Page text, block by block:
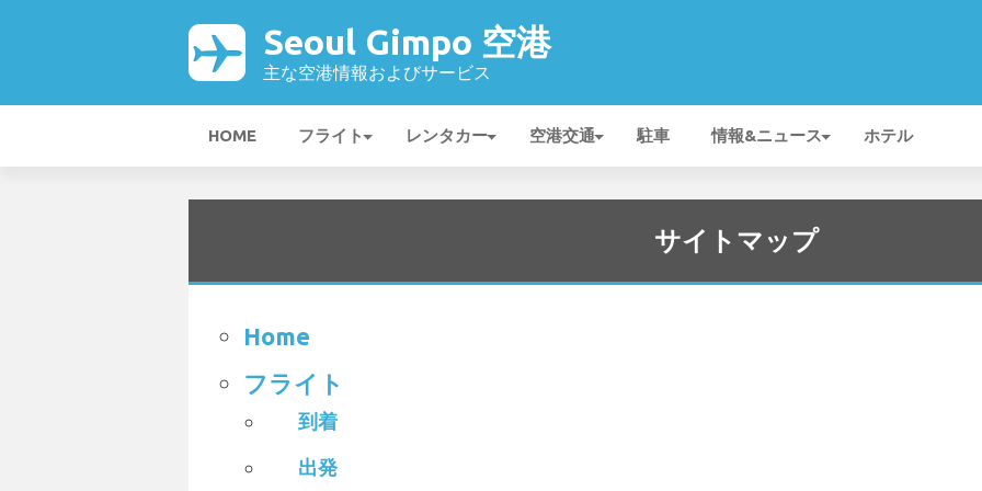
Seoul Gimpo 空港
主な空港情報およびサービス
HOME フライト レンタカー 空港交通 駐車 情報&ニュース ホテル
サイトマップ
Home
フライト
到着
出発